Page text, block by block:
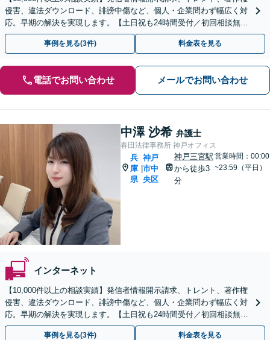
侵害、違法ダウンロード、誹謗中傷など、個人・企業問わず幅広く対
応。早期の解決を実現します。【土日祝も24時間受付／初回相談無
料】
事例を見る(3件) 料金表を見る
電話でお問い合わせ メールでお問い合わせ
中澤 沙希 弁護士
春田法律事務所 神戸オフィス
兵
庫
県
神戸
市中
央区
神戸三宮駅
から徒歩3
分
営業時間：00:00
~23:59（平日）
インターネット
【10,000件以上の相談実績】発信者情報開示請求、トレント、著作権
侵害、違法ダウンロード、誹謗中傷など、個人・企業問わず幅広く対
応。早期の解決を実現します。【土日祝も24時間受付／初回相談無
料】
事例を見る(3件) 料金表を見る